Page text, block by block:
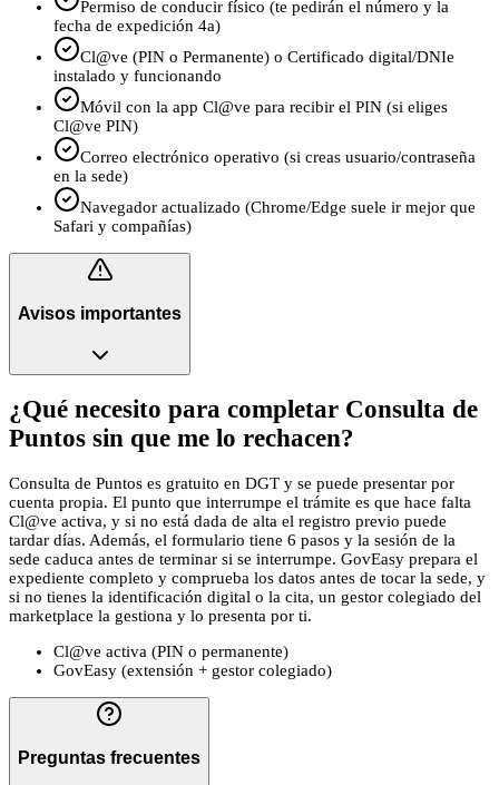
Permiso de conducir físico (te pedirán el número y la
fecha de expedición 4a)
Cl@ve (PIN o Permanente) o Certificado digital/DNIe
instalado y funcionando
Móvil con la app Cl@ve para recibir el PIN (si eliges
Cl@ve PIN)
Correo electrónico operativo (si creas usuario/contraseña
en la sede)
Navegador actualizado (Chrome/Edge suele ir mejor que
Safari y compañías)
Avisos importantes
¿Qué necesito para completar Consulta de
Puntos sin que me lo rechacen?
Consulta de Puntos es gratuito en DGT y se puede presentar por
cuenta propia. El punto que interrumpe el trámite es que hace falta
Cl@ve activa, y si no está dada de alta el registro previo puede
tardar días. Además, el formulario tiene 6 pasos y la sesión de la
sede caduca antes de terminar si se interrumpe. GovEasy prepara el
expediente completo y comprueba los datos antes de tocar la sede, y
si no tienes la identificación digital o la cita, un gestor colegiado del
marketplace la gestiona y lo presenta por ti.
Cl@ve activa (PIN o permanente)
GovEasy (extensión + gestor colegiado)
Preguntas frecuentes